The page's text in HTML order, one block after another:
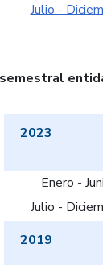
Julio -
2023
Enero -
Julio -
2019